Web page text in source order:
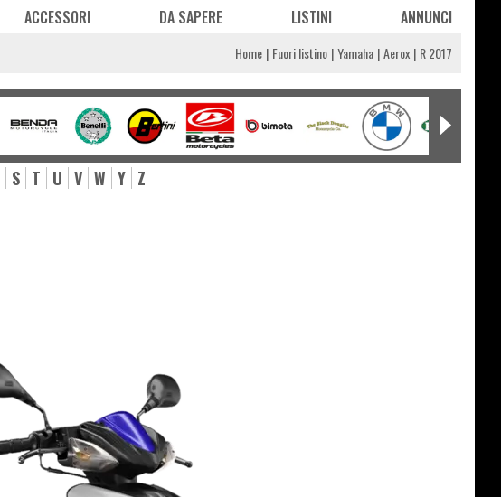
ACCESSORI DA SAPERE LISTINI ANNUNCI
Home Fuori listino Yamaha Aerox R 2017
S T U V W Y Z